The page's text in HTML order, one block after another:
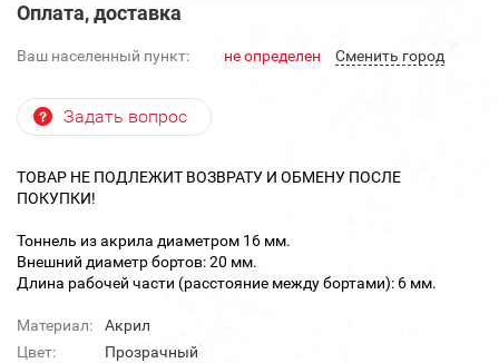
Оплата, доставка
Ваш населенный пункт: не определен Cменить город
Задать вопрос
ТОВАР НЕ ПОДЛЕЖИТ ВОЗВРАТУ И ОБМЕНУ ПОСЛЕ
ПОКУПКИ!
Тоннель из акрила диаметром 16 мм.
Внешний диаметр бортов: 20 мм.
Длина рабочей части (расстояние между бортами): 6 мм.
Материал:
Акрил
Цвет:
Прозрачный